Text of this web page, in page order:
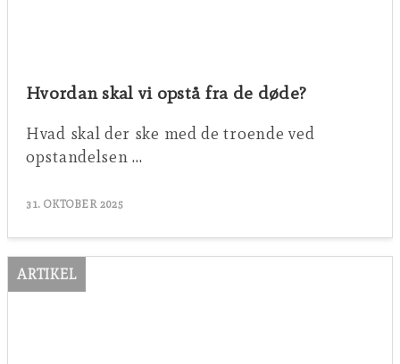
Hvordan skal vi opstå fra de døde?
Hvad skal der ske med de troende ved
opstandelsen …
31. OKTOBER 2025
ARTIKEL